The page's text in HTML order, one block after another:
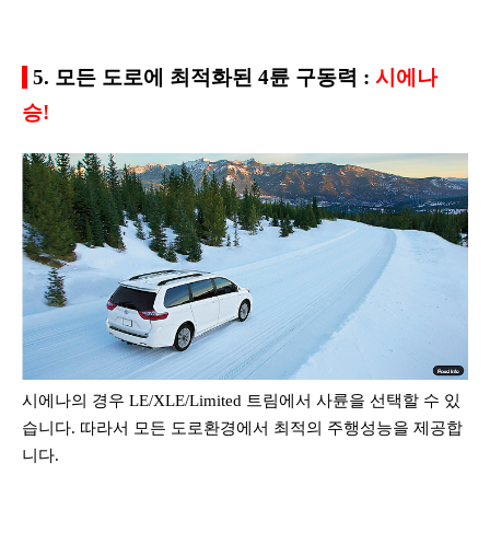
5. 모든 도로에 최적화된 4륜 구동력 : 시에나
승!
시에나의 경우 LE/XLE/Limited 트림에서 사륜을 선택할 수 있
습니다. 따라서 모든 도로환경에서 최적의 주행성능을 제공합
니다.